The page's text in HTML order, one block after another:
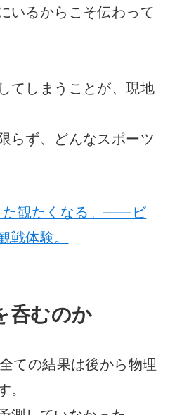
いるからこそ伝わって
てしまうことが、現地
らず、どんなスポーツ
た観たくなる。——ビ
戦体験。
呑むのか
ての結果は後から物理